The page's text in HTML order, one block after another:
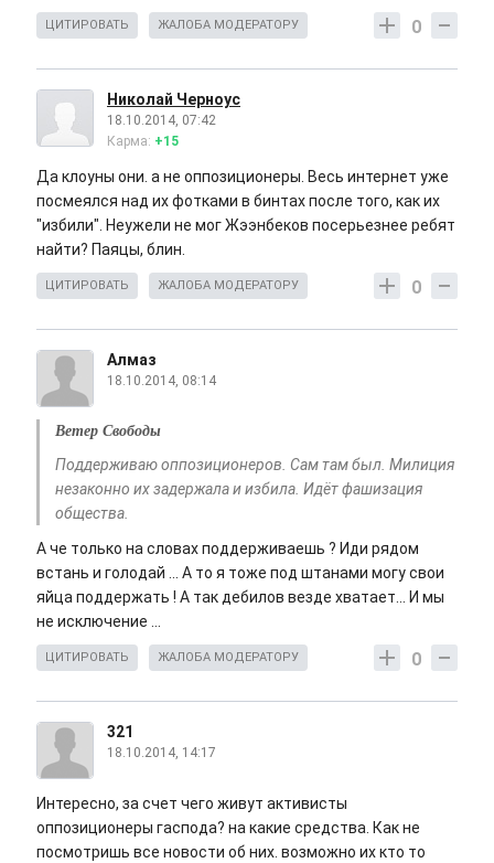
0
ЦИТИРОВАТЬ ЖАЛОБА МОДЕРАТОРУ
Николай Черноус
18.10.2014, 07:42
Карма: +15
Да клоуны они. а не оппозиционеры. Весь интернет уже
посмеялся над их фотками в бинтах после того, как их
"избили". Неужели не мог Жээнбеков посерьезнее ребят
найти? Паяцы, блин.
0
ЦИТИРОВАТЬ ЖАЛОБА МОДЕРАТОРУ
Алмаз
18.10.2014, 08:14
Ветер Свободы
Поддерживаю оппозиционеров. Сам там был. Милиция
незаконно их задержала и избила. Идёт фашизация
общества.
А че только на словах поддерживаешь ? Иди рядом
встань и голодай ... А то я тоже под штанами могу свои
яйца поддержать ! А так дебилов везде хватает... И мы
не исключение ...
0
ЦИТИРОВАТЬ ЖАЛОБА МОДЕРАТОРУ
321
18.10.2014, 14:17
Интересно, за счет чего живут активисты
оппозиционеры гаспода? на какие средства. Как не
посмотришь все новости об них. возможно их кто то